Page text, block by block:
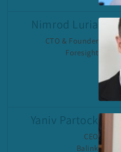
Nimrod Luria
CTO & Founder
Foresight
Yaniv Partock
CEO
Balink